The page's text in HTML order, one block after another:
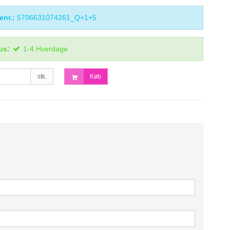
5706631074261_Q+1+5
1-4 Hverdage
stk. Køb